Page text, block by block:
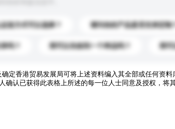
送方式可以选择？ 请问你的产品是否支持定制？
吗？ 我可以先收到一个样品吗？ 我
确定香港贸易发展局可将上述资料编入其全部或任何资
确认已获得此表格上所述的每一位人士同意及授权，将